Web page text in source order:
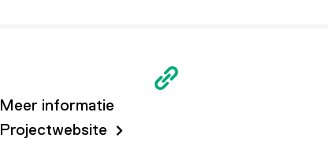
Meer informatie
Projectwebsite